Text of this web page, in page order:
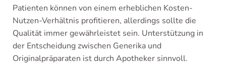
Patienten können von einem erheblichen Kosten-
Nutzen-Verhältnis profitieren, allerdings sollte die
Qualität immer gewährleistet sein. Unterstützung in
der Entscheidung zwischen Generika und
Originalpräparaten ist durch Apotheker sinnvoll.